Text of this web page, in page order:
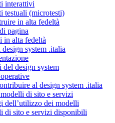
interattivi
testuali (microtesti)
in alta fedeltà
pagina
in alta fedeltà
system .italia
design system
al design system .italia
di sito e servizi
dell’utilizzo dei modelli
di sito e servizi disponibili